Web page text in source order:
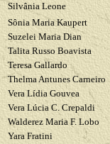
Silvânia Leone
Sônia MariaKaupert
SuzeleiMariaDian
Talita Russo Boavista
Teresa Gallardo
ThelmaAntunes Carneiro
Vera Lídia Gouvea
Vera Lúcia C. Crepaldi
Walderez Maria F. Lobo
Yara Fratini